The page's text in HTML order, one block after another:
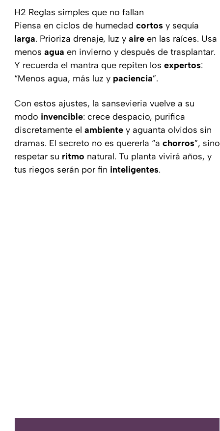
H2 Reglas simples que no fallan
Piensa en ciclos de humedad cortos y sequía
larga. Prioriza drenaje, luz y aire en las raíces. Usa
menos agua en invierno y después de trasplantar.
Y recuerda el mantra que repiten los expertos:
“Menos agua, más luz y paciencia”.
Con estos ajustes, la sansevieria vuelve a su
modo invencible: crece despacio, purifica
discretamente el ambiente y aguanta olvidos sin
dramas. El secreto no es quererla “a chorros”, sino
respetar su ritmo natural. Tu planta vivirá años, y
tus riegos serán por fin inteligentes.